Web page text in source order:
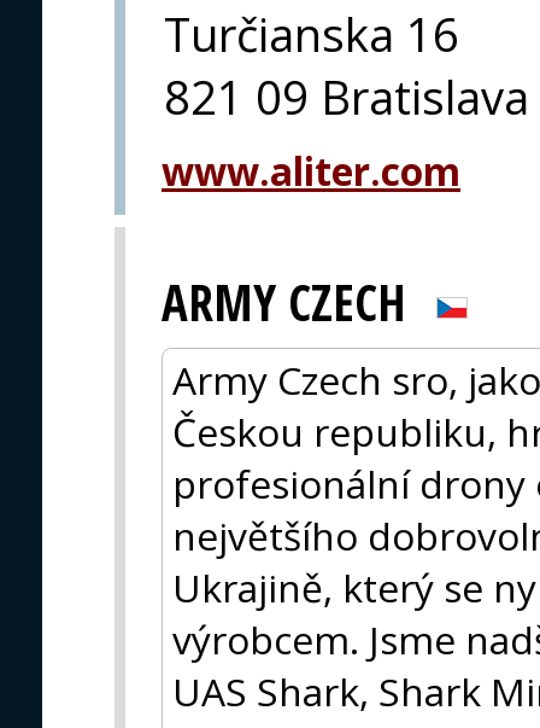
Turčianska 16
821 09 Bratislava
www.aliter.com
ARMY CZECH
Army Czech sro,
Českou republiku,
profesionální drony
největšího
Ukrajině, který se
výrobcem. Jsme
UAS Shark, Shark